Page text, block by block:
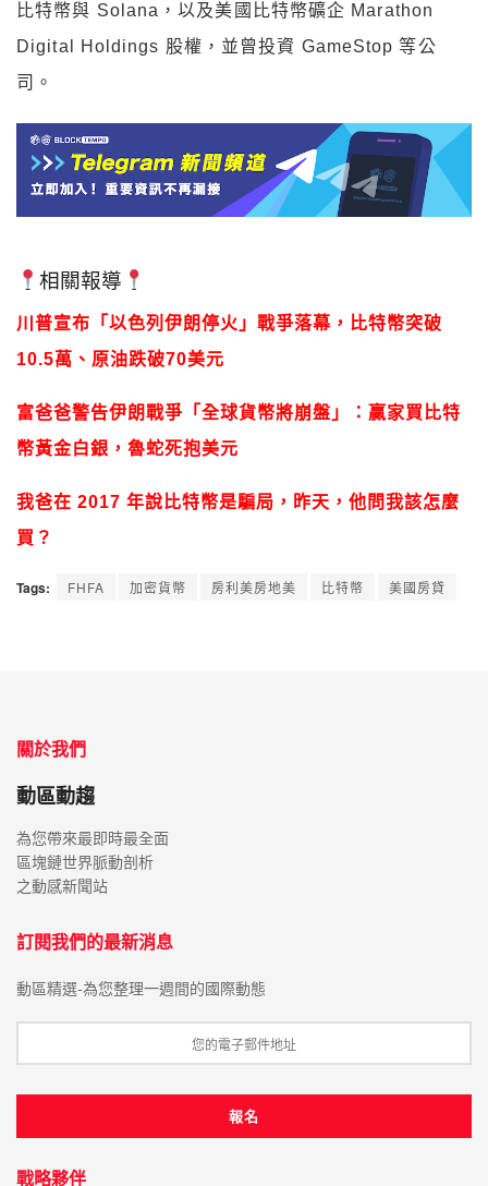
比特幣與 Solana ，以及美國比特幣礦企 Marathon
Digital Holdings 股權，並曾投資 GameStop等公
司。
相關報導
川普宣布「以色列伊朗停火」戰爭落幕，比特幣突破
10.5萬、原油跌破70美元
富爸爸警告伊朗戰爭「全球貨幣將崩盤」：贏家買比特
幣黃金白銀，魯蛇死抱美元
我爸在 2017 年說比特幣是騙局，昨天，他問我該怎麼
買？
Tags: FHFA 加密貨幣 房利美房地美 比特幣 美國房貸
關於我們
動區動趨
為您帶來最即時最全面
區塊鏈世界脈動剖析
之動感新聞站
訂閱我們的最新消息
動區精選-為您整理一週間的國際動態
戰略夥伴